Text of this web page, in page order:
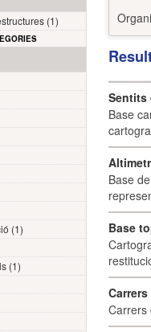
Sentits
Base
Base
Base
Carrers
Carrers
(1)
(1)
(1)